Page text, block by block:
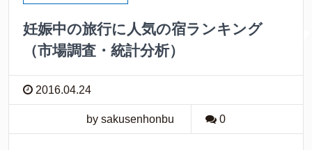
妊娠中の旅行に人気の宿ランキング
（市場調査・統計分析）
2016.04.24
by sakusenhonbu 0